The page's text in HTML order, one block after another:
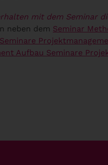
mit dem Seminar
neben dem Seminar
Seminare
Aufbau Seminare